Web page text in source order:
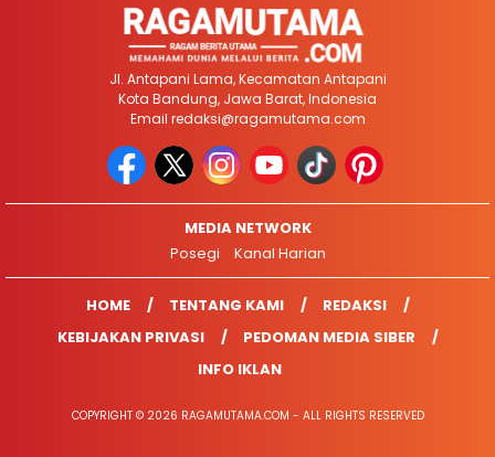
Jl. Antapani Lama, Kecamatan Antapani
Kota Bandung, Jawa Barat, Indonesia
Email redaksi@ragamutama.com
MEDIA NETWORK
Posegi
Kanal Harian
HOME TENTANG KAMI
REDAKSI
KEBIJAKAN PRIVASI
PEDOMAN MEDIA SIBER
INFO IKLAN
COPYRIGHT © 2026 RAGAMUTAMA.COM - ALL RIGHTS RESERVED